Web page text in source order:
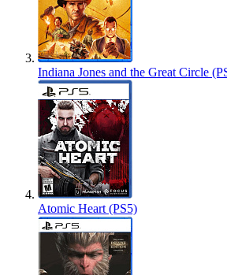
Indiana Jones and the Great Circle
Atomic Heart (PS5)